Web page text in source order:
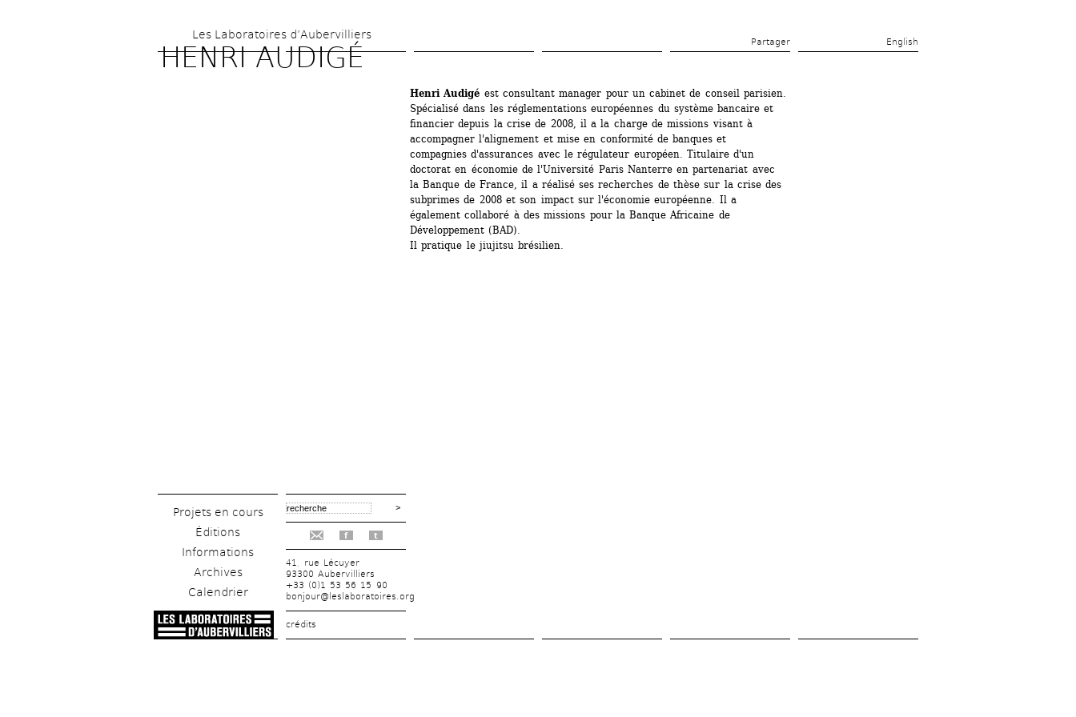
contenu
Les Laboratoires d’Aubervilliers
Partager English
HENRI AUDIGÉ
Projets en cours
Éditions
Informations
Archives
Calendrier
f t
41, rue Lécuyer
93300 Aubervilliers
+33 (0)1 53 56 15 90
bonjour@leslaboratoires.org
crédits
Henri Audigé est consultant manager pour un cabinet de conseil parisien.
Spécialisé dans les réglementations européennes du système bancaire et
financier depuis la crise de 2008, il a la charge de missions visant à
accompagner l'alignement et mise en conformité de banques et
compagnies d'assurances avec le régulateur européen. Titulaire d'un
doctorat en économie de l'Université Paris Nanterre en partenariat avec
la Banque de France, il a réalisé ses recherches de thèse sur la crise des
subprimes de 2008 et son impact sur l'économie européenne. Il a
également collaboré à des missions pour la Banque Africaine de
Développement (BAD).
Il pratique le jiujitsu brésilien.